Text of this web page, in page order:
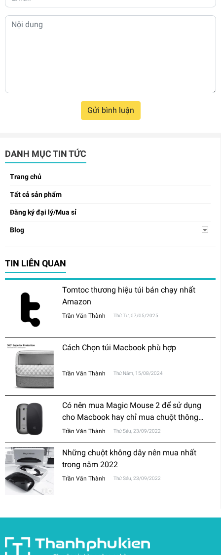
DANH MỤC TIN TỨC
Trang chủ
Tất cả sản phẩm
Đăng ký đại lý/Mua sỉ
Blog
TIN LIÊN QUAN
Tomtoc thương hiệu túi bán chạy nhất
Amazon
Trần Văn Thành Thứ Tư, 07/05/2025
Cách Chọn túi Macbook phù hợp
Trần Văn Thành Thứ Năm, 15/08/2024
Có nên mua Magic Mouse 2 để sử dụng
cho Macbook hay chỉ mua chuột thông
thường?
Trần Văn Thành Thứ Sáu, 23/09/2022
Những chuột không dây nên mua nhất
trong năm 2022
Trần Văn Thành Thứ Sáu, 23/09/2022
Gửi bình luận